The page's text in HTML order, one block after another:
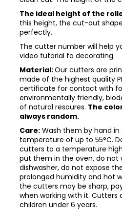
The ideal height of the
this height, the cut-out
perfectly.
The cutter number will help
video tutorial fo decorating.
Material:Our cutters are
made of the highest quality
certificate for contact with
environmentally friendly,
of natural resoures. The
always random.
Care: Wash them by hand
temperature of up to 55°C.
cutters to a temperature
put them in the oven, do not
dishwasher, do not expose
prolonged humidity and hot
the cutters may be sharp,
when working with it.
children under 6 years.